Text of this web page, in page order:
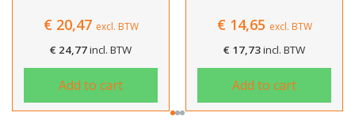
€20,47 excl. BTW
€ 24,77incl. BTW
Add to cart
€14,65 excl. BTW
€ 17,73incl. BTW
Add to cart